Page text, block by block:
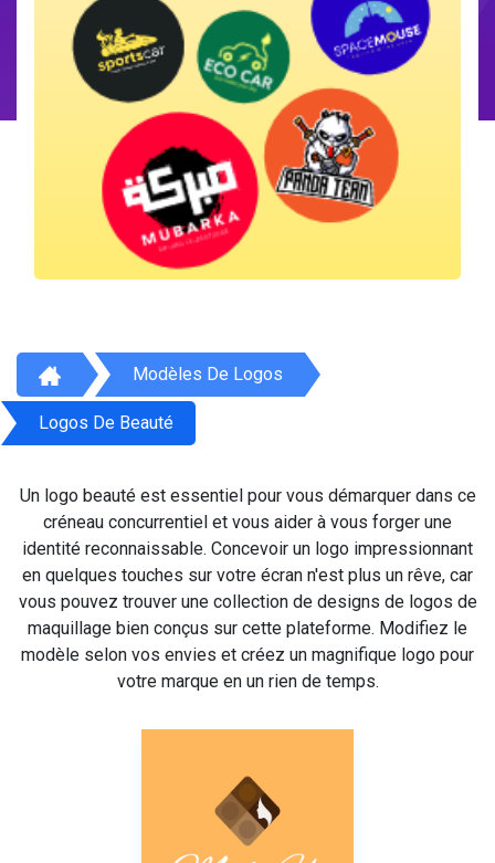
Modèles De Logos
Logos De Beauté
Un logo beauté est essentiel pour vous démarquer dans ce
créneau concurrentiel et vous aider à vous forger une
identité reconnaissable. Concevoir un logo impressionnant
en quelques touches sur votre écran n'est plus un rêve, car
vous pouvez trouver une collection de designs de logos de
maquillage bien conçus sur cette plateforme. Modifiez le
modèle selon vos envies et créez un magnifique logo pour
votre marque en un rien de temps.